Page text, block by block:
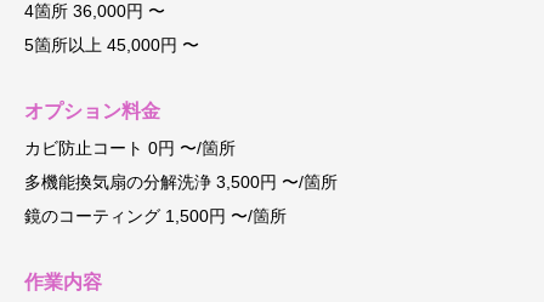
4箇所 36,000円 〜
5箇所以上 45,000円 〜
オプション料金
カビ防止コート 0円 〜/箇所
多機能換気扇の分解洗浄 3,500円 〜/箇所
鏡のコーティング 1,500円 〜/箇所
作業内容